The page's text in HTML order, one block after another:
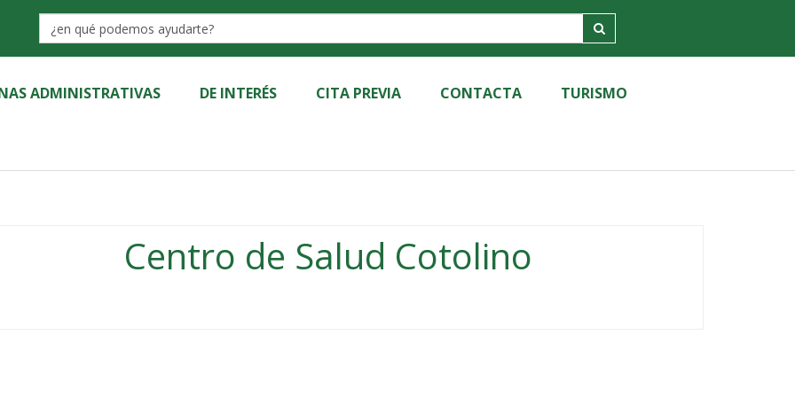
ADMINISTRATIVAS DE INTERÉS CITA PREVIA CONTACTA TURISMO
Centro de Salud Cotolino